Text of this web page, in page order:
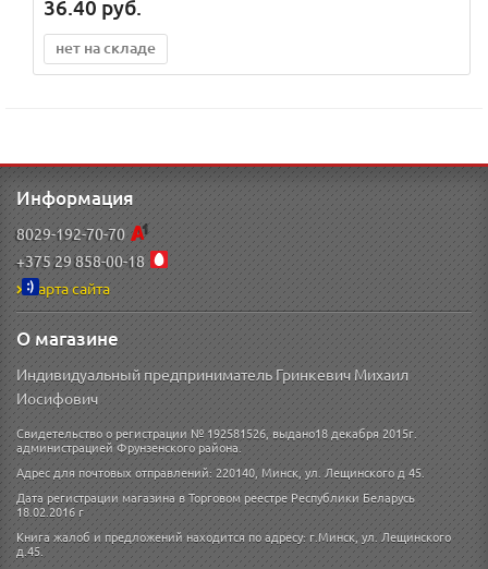
36.40 руб.
нет на складе
Информация
8029-192-70-70
+375 29 858-00-18
Карта сайта
О магазине
Индивидуальный предприниматель Гринкевич Михаил
Иосифович
Свидетельство о регистрации № 192581526, выдано18 декабря 2015г.
администрацией Фрунзенского района.
Адрес для почтовых отправлений: 220140, Минск, ул. Лещинского д 45.
Дата регистрации магазина в Торговом реестре Республики Беларусь
18.02.2016 г
Книга жалоб и предложений находится по адресу: г.Минск, ул. Лещинского
д.45.